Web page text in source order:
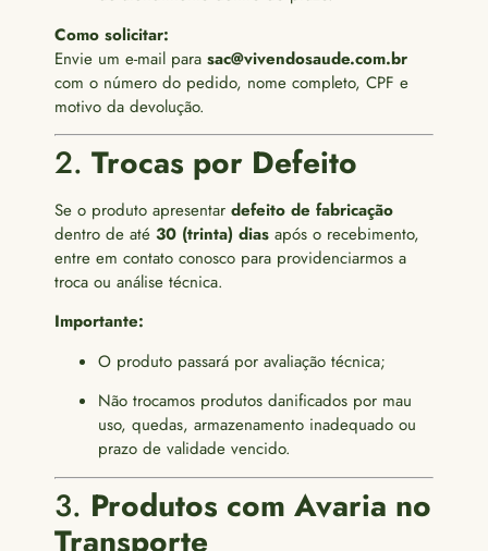
Como solicitar:
Envie um e-mail para sac@vivendosaude.com.br
com o número do pedido, nome completo, CPF e
motivo da devolução.
2. Trocas por Defeito
Se o produto apresentar defeito de fabricação
dentro de até 30 (trinta) dias após o recebimento,
entre em contato conosco para providenciarmos a
troca ou análise técnica.
Importante:
O produto passará por avaliação técnica;
Não trocamos produtos danificados por mau
uso, quedas, armazenamento inadequado ou
prazo de validade vencido.
3. Produtos com Avaria no
Transporte